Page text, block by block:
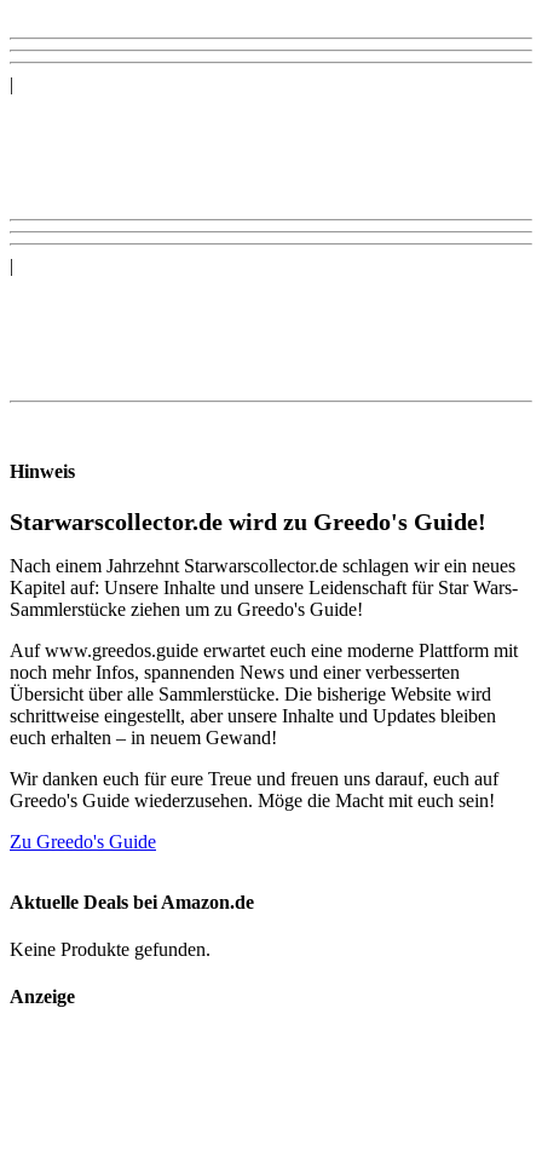
|
|
Hinweis
Starwarscollector.de wird zu Greedo's Guide!
Nach einem Jahrzehnt Starwarscollector.de schlagen wir ein neues
Kapitel auf: Unsere Inhalte und unsere Leidenschaft für Star Wars-
Sammlerstücke ziehen um zu Greedo's Guide!
Auf www.greedos.guide erwartet euch eine moderne Plattform mit
noch mehr Infos, spannenden News und einer verbesserten
Übersicht über alle Sammlerstücke. Die bisherige Website wird
schrittweise eingestellt, aber unsere Inhalte und Updates bleiben
euch erhalten – in neuem Gewand!
Wir danken euch für eure Treue und freuen uns darauf, euch auf
Greedo's Guide wiederzusehen. Möge die Macht mit euch sein!
Zu Greedo's Guide
Aktuelle Deals bei Amazon.de
Keine Produkte gefunden.
Anzeige